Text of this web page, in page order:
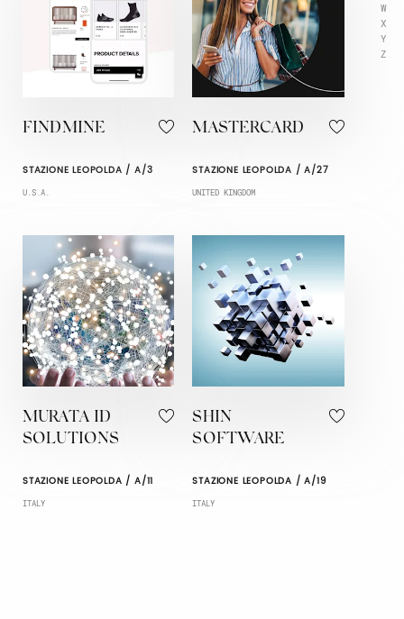
W
X
Y
Z
FINDMINE
STAZIONE LEOPOLDA / A/3
U.S.A.
MASTERCARD
STAZIONE LEOPOLDA / A/27
UNITED KINGDOM
MURATA ID
SOLUTIONS
STAZIONE LEOPOLDA / A/11
ITALY
SHIN
SOFTWARE
STAZIONE LEOPOLDA / A/19
ITALY